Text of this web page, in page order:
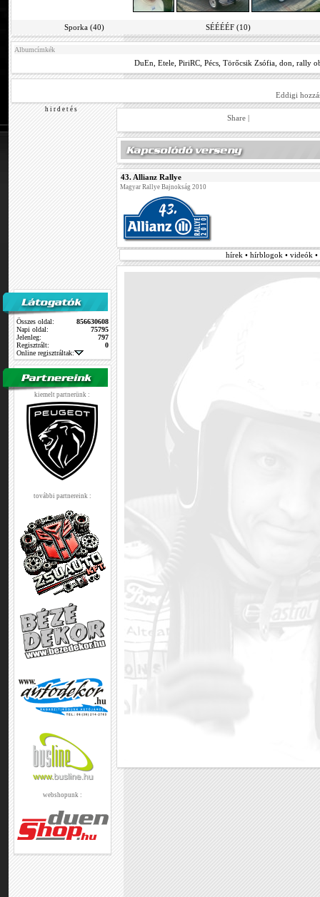
Sporka (40) SÉÉÉÉF (10)
Albumcímkék
DuEn ,Etele ,PiriRC ,Pécs ,Törőcsik Zsófia ,don ,rally
Eddigi
h i r d e t é s
Összes oldal:
856630608
Napi oldal:
75795
Jelenleg:
797
Regisztrált:
0
Online regisztráltak:
kiemelt partnerünk :
további partnereink :
webshopunk :
Share |
43. Allianz Rallye
Magyar Rallye Bajnokság 2010
hírek • hírblogok • videók